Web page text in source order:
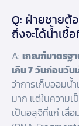
Q: ฝ่ายชายต้
ถึงจะได้น้ำเ
A:เกณฑ์มาตรฐ
เกิน 7 วันก่อนวัน
ว่าการเก็บออมน้
มาก แต่ในความเ
เป็นอสุจิที่แก่ เสื่